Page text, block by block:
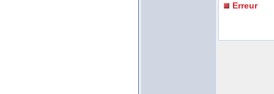
Erreur